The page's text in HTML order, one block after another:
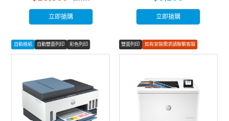
(8AF52A)
立即搶購 立即搶購
自動進紙 自動雙面列印 彩色列印 雙面列印
如有安裝需求請聯繫客服
彩色列印